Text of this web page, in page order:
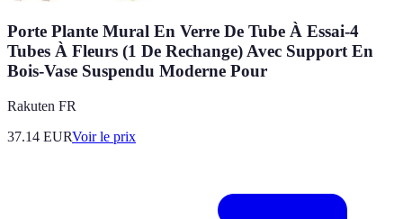
Porte Plante Mural En Verre De Tube À Essai-4
Tubes À Fleurs (1 De Rechange) Avec Support En
Bois-Vase Suspendu Moderne Pour
Rakuten FR
37.14 EURVoir le prix